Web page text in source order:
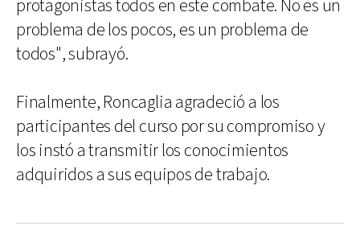
protagonistas todos en este combate. No es un
problema de los pocos, es un problema de
todos", subrayó.
Finalmente, Roncaglia agradeció a los
participantes del curso por su compromiso y
los instó a transmitir los conocimientos
adquiridos a sus equipos de trabajo.